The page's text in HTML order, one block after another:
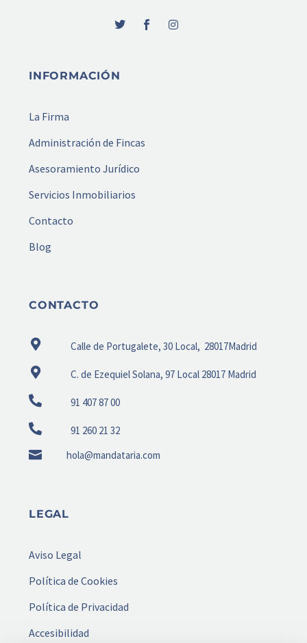
INFORMACIÓN
La Firma
Administración de Fincas
Asesoramiento Jurídico
Servicios Inmobiliarios
Contacto
Blog
CONTACTO
Calle de Portugalete, 30 Local, 28017Madrid
C. de Ezequiel Solana, 97 Local 28017 Madrid
91 407 87 00
91 260 21 32
hola@mandataria.com
LEGAL
Aviso Legal
Política de Cookies
Política de Privacidad
Accesibilidad